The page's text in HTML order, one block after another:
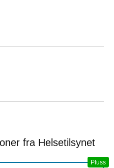
fra Helsetilsynet